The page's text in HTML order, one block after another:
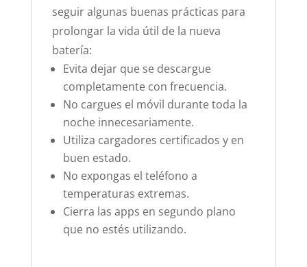
seguir algunas buenas prácticas para
prolongar la vida útil de la nueva
batería:
Evita dejar que se descargue
completamente con frecuencia.
No cargues el móvil durante toda la
noche innecesariamente.
Utiliza cargadores certificados y en
buen estado.
No expongas el teléfono a
temperaturas extremas.
Cierra las apps en segundo plano
que no estés utilizando.